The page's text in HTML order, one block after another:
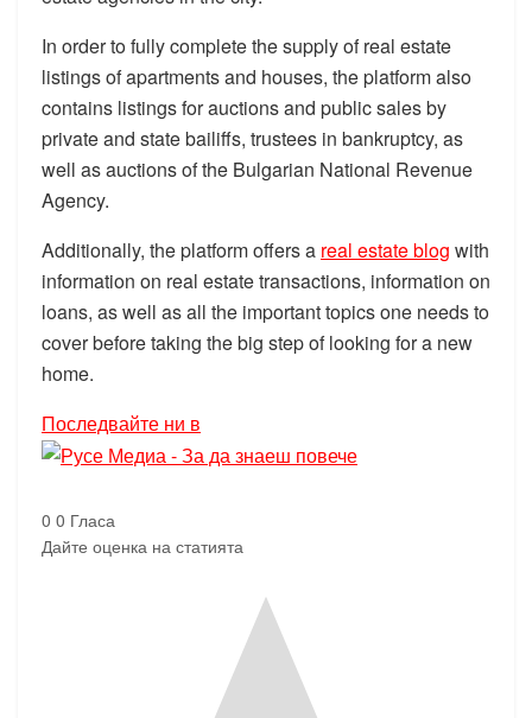
In order to fully complete the supply of real estate
listings of apartments and houses, the platform also
contains listings for auctions and public sales by
private and state bailiffs, trustees in bankruptcy, as
well as auctions of the Bulgarian National Revenue
Agency.
Additionally, the platform offers a real estate blog with
information on real estate transactions, information on
loans, as well as all the important topics one needs to
cover before taking the big step of looking for a new
home.
Последвайте ни в
0 0 Гласа
Дайте оценка на статията